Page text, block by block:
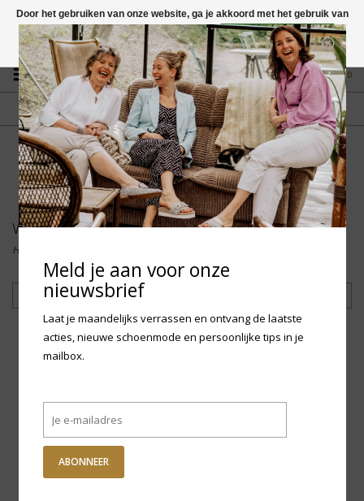
Vragen? App naar +31 58 250 1503
0
GRATIS VERZENDING NL
Vanaf € 75,-
FYSIEKE WINKEL
in Mantgum (frl)
fdad
Woden
Home
Filteren
-50% KORTING
Door het gebruiken van onze website, ga je akkoord met het gebruik van
cookies om onze website te verbeteren.
Dit bericht verbergen
Meer over cookies »
Meld je aan voor onze
nieuwsbrief
Laat je maandelijks verrassen en ontvang de laatste
acties, nieuwe schoenmode en persoonlijke tips in je
mailbox.
ABONNEER